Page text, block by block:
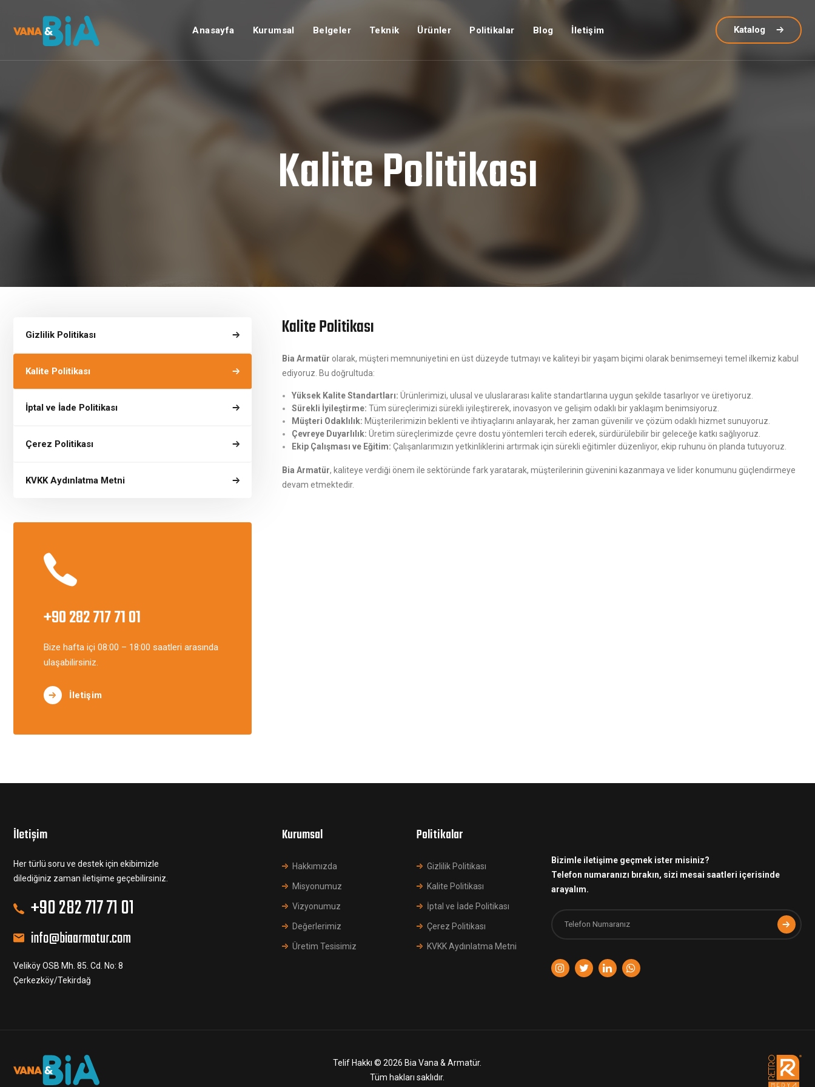
Anasayfa Kurumsal Belgeler Teknik Ürünler Politikalar Blog İletişim Katalog
Kalite Politikası
Gizlilik Politikası
Kalite Politikası
İptal ve İade Politikası
Çerez Politikası
KVKK Aydınlatma Metni
+90 282 717 71 01
Bize hafta içi 08:00 – 18:00 saatleri arasında
ulaşabilirsiniz.
İletişim
Kalite Politikası
Bia Armatür olarak, müşteri memnuniyetini en üst düzeyde tutmayı ve kaliteyi bir yaşam biçimi olarak benimsemeyi temel ilkemiz kabul
ediyoruz. Bu doğrultuda:
Yüksek Kalite Standartları: Ürünlerimizi, ulusal ve uluslararası kalite standartlarına uygun şekilde tasarlıyor ve üretiyoruz.
Sürekli İyileştirme: Tüm süreçlerimizi sürekli iyileştirerek, inovasyon ve gelişim odaklı bir yaklaşım benimsiyoruz.
Müşteri Odaklılık: Müşterilerimizin beklenti ve ihtiyaçlarını anlayarak, her zaman güvenilir ve çözüm odaklı hizmet sunuyoruz.
Çevreye Duyarlılık: Üretim süreçlerimizde çevre dostu yöntemleri tercih ederek, sürdürülebilir bir geleceğe katkı sağlıyoruz.
Ekip Çalışması ve Eğitim: Çalışanlarımızın yetkinliklerini artırmak için sürekli eğitimler düzenliyor, ekip ruhunu ön planda tutuyoruz.
Bia Armatür, kaliteye verdiği önem ile sektöründe fark yaratarak, müşterilerinin güvenini kazanmaya ve lider konumunu güçlendirmeye
devam etmektedir.
İletişim
Her türlü soru ve destek için ekibimizle
dilediğiniz zaman iletişime geçebilirsiniz.
+90 282 717 71 01
info@biaarmatur.com
Veliköy OSB Mh. 85. Cd. No: 8
Çerkezköy/Tekirdağ
Kurumsal
Hakkımızda
Misyonumuz
Vizyonumuz
Değerlerimiz
Üretim Tesisimiz
Politikalar
Gizlilik Politikası
Kalite Politikası
İptal ve İade Politikası
Çerez Politikası
KVKK Aydınlatma Metni
Bizimle iletişime geçmek ister misiniz?
Telefon numaranızı bırakın, sizi mesai saatleri içerisinde
arayalım.
Telif Hakkı © 2026 Bia Vana & Armatür.
Tüm hakları saklıdır.